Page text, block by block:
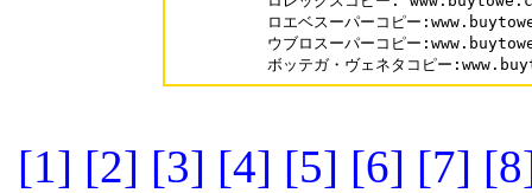
ロエベスーパーコピー
ウブロスーパーコピー
ボッテガ・ヴェネタコピー
[1] [2] [3] [4] [5] [6] [7]